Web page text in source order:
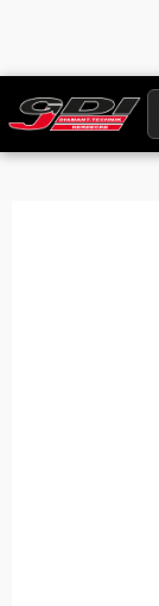
Startseite
Produkte
Meisselhammer BM6i